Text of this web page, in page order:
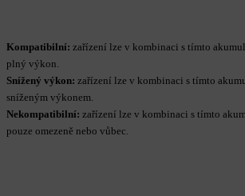
Kompatibilní: zařízení lze v kombinaci s tímto
plný výkon.
Snížený výkon: zařízení lze v kombinaci s tímto
sníženým výkonem.
Nekompatibilní: zařízení lze v kombinaci s tímto
pouze omezeně nebo vůbec.